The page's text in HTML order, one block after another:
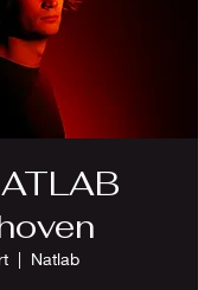
  |
Natlab